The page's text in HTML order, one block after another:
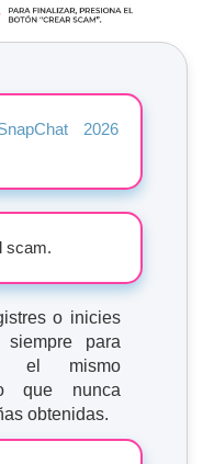
2026
scam.
o inicies
para
el mismo
que nunca
obtenidas.